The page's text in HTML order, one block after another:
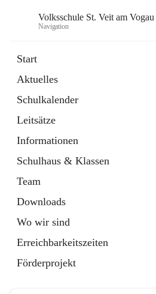
Volksschule St. Veit am Vogau
Navigation
Start
Aktuelles
Schulkalender
Leitsätze
Informationen
Schulhaus & Klassen
Team
Downloads
Wo wir sind
Erreichbarkeitszeiten
Förderprojekt